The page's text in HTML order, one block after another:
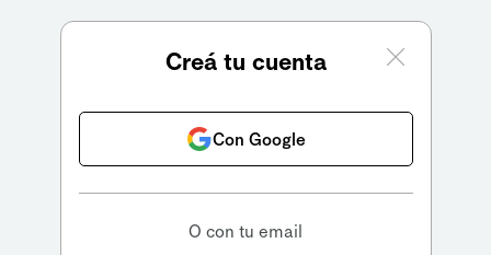
Creá tu cuenta
Con Google
O con tu email